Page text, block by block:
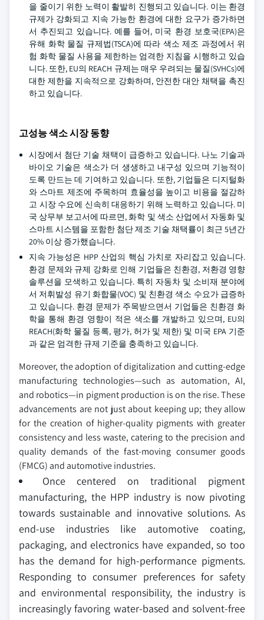
을 줄이기 위한 노력이 활발히 진행되고 있습니다. 이는 환경
규제가 강화되고 지속 가능한 환경에 대한 요구가 증가하면
서 추진되고 있습니다. 예를 들어, 미국 환경 보호국(EPA)은
유해 화학 물질 규제법(TSCA)에 따라 색소 제조 과정에서 위
험 화학 물질 사용을 제한하는 엄격한 지침을 시행하고 있습
니다. 또한, EU의 REACH 규제는 매우 우려되는 물질(SVHCs)에
대한 제한을 지속적으로 강화하며, 안전한 대안 채택을 촉진
하고 있습니다.
고성능 색소 시장 동향
시장에서 첨단 기술 채택이 급증하고 있습니다. 나노 기술과
바이오 기술은 색소가 더 생생하고 내구성 있으며 기능적이
도록 만드는 데 기여하고 있습니다. 또한, 기업들은 디지털화
와 스마트 제조에 주목하며 효율성을 높이고 비용을 절감하
고 시장 수요에 신속히 대응하기 위해 노력하고 있습니다. 미
국 상무부 보고서에 따르면, 화학 및 색소 산업에서 자동화 및
스마트 시스템을 포함한 첨단 제조 기술 채택률이 최근 5년간
20% 이상 증가했습니다.
지속 가능성은 HPP 산업의 핵심 가치로 자리잡고 있습니다.
환경 문제와 규제 강화로 인해 기업들은 친환경, 저환경 영향
솔루션을 모색하고 있습니다. 특히 자동차 및 소비재 분야에
서 저휘발성 유기 화합물(VOC) 및 친환경 색소 수요가 급증하
고 있습니다. 환경 문제가 주목받으면서 기업들은 친환경 화
학을 통해 환경 영향이 적은 색소를 개발하고 있으며, EU의
REACH(화학 물질 등록, 평가, 허가 및 제한) 및 미국 EPA 기준
과 같은 엄격한 규제 기준을 충족하고 있습니다.
Moreover, the adoption of digitalization and cutting-edge
manufacturing technologies—such as automation, AI,
and robotics—in pigment production is on the rise. These
advancements are not just about keeping up; they allow
for the creation of higher-quality pigments with greater
consistency and less waste, catering to the precision and
quality demands of the fast-moving consumer goods
(FMCG) and automotive industries.
Once centered on traditional pigment
manufacturing, the HPP industry is now pivoting
towards sustainable and innovative solutions. As
end-use industries like automotive coating,
packaging, and electronics have expanded, so too
has the demand for high-performance pigments.
Responding to consumer preferences for safety
and environmental responsibility, the industry is
increasingly favoring water-based and solvent-free